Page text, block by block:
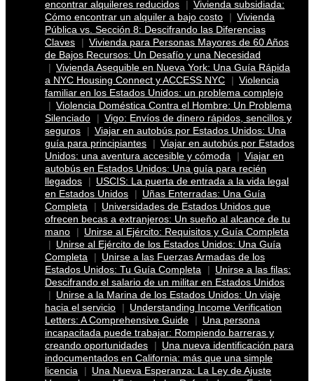
encontrar alquileres reducidos
Vivienda subsidiada:
Cómo encontrar un alquiler a bajo costo
Vivienda
Pública vs. Sección 8: Descifrando las Diferencias
Claves
Vivienda para Personas Mayores de 60 Años
de Bajos Recursos: Un Desafío y una Necesidad
Vivienda Asequible en Nueva York: Una Guía Rápida
a NYC Housing Connect y ACCESS NYC
Violencia
familiar en los Estados Unidos: un problema complejo
Violencia Doméstica Contra el Hombre: Un Problema
Silenciado
Vigo: Envíos de dinero rápidos, sencillos y
seguros
Viajar en autobús por Estados Unidos: Una
guía para principiantes
Viajar en autobús por Estados
Unidos: una aventura accesible y cómoda
Viajar en
autobús en Estados Unidos: Una guía para recién
llegados
USCIS: La puerta de entrada a la vida legal
en Estados Unidos
Uñas Enterradas: Una Guía
Completa
Universidades de Estados Unidos que
ofrecen becas a extranjeros: Un sueño al alcance de tu
mano
Unirse al Ejército: Requisitos y Guía Completa
Unirse al Ejército de los Estados Unidos: Una Guía
Completa
Unirse a las Fuerzas Armadas de los
Estados Unidos: Tu Guía Completa
Unirse a las filas:
Descifrando el salario de un militar en Estados Unidos
Unirse a la Marina de los Estados Unidos: Un viaje
hacia el servicio
Understanding Income Verification
Letters: A Comprehensive Guide
Una persona
incapacitada puede trabajar: Rompiendo barreras y
creando oportunidades
Una nueva identificación para
indocumentados en California: más que una simple
licencia
Una Nueva Esperanza: La Ley de Ajuste